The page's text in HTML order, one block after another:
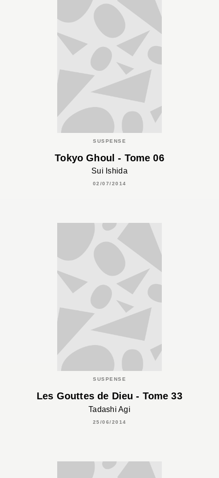
SUSPENSE
Tokyo Ghoul - Tome 06
Sui Ishida
02/07/2014
SUSPENSE
Les Gouttes de Dieu - Tome 33
Tadashi Agi
25/06/2014